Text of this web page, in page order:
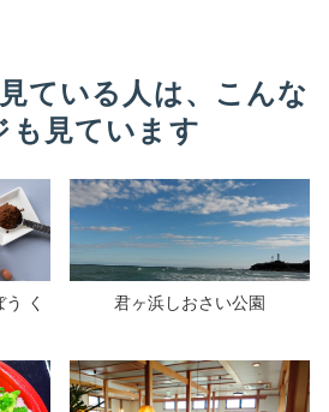
ている人は、こんな
も見ています
く
君ヶ浜しおさい公園